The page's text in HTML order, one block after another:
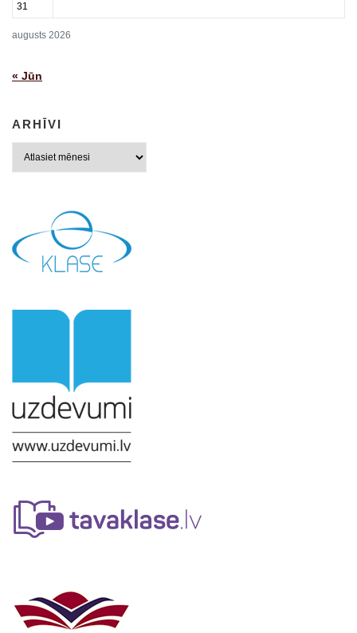
augusts 2026
31
« Jūn
ARHĪVI